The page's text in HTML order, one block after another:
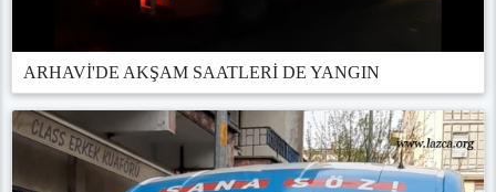
ARHAVİ'DE AKŞAM SAATLERİ DE YANGIN